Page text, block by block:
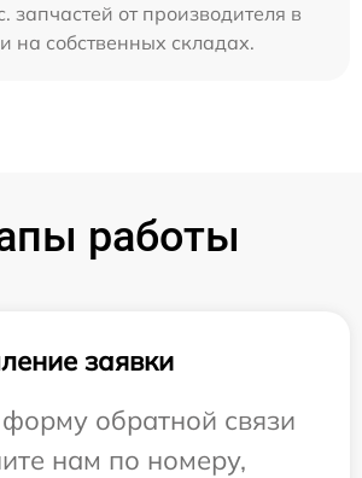
запчастей от производителя в
на собственных складах.
работы
заявки
обратной связи
нам по номеру,